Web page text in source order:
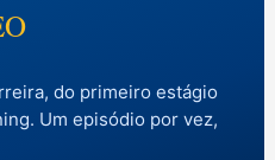
do primeiro estágio
Um episódio por vez,